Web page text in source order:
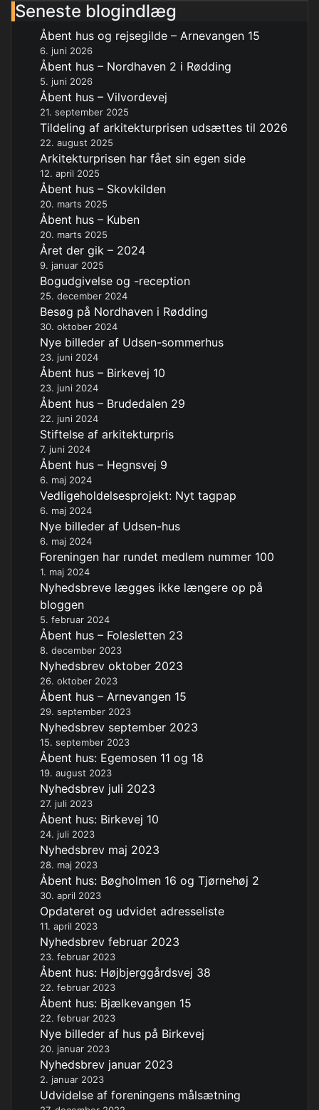
Seneste blogindlæg
Åbent hus og rejsegilde – Arnevangen 15
6. juni 2026
Åbent hus – Nordhaven 2 i Rødding
5. juni 2026
Åbent hus – Vilvordevej
21. september 2025
Tildeling af arkitekturprisen udsættes til 2026
22. august 2025
Arkitekturprisen har fået sin egen side
12. april 2025
Åbent hus – Skovkilden
20. marts 2025
Åbent hus – Kuben
20. marts 2025
Året der gik – 2024
9. januar 2025
Bogudgivelse og -reception
25. december 2024
Besøg på Nordhaven i Rødding
30. oktober 2024
Nye billeder af Udsen-sommerhus
23. juni 2024
Åbent hus – Birkevej 10
23. juni 2024
Åbent hus – Brudedalen 29
22. juni 2024
Stiftelse af arkitekturpris
7. juni 2024
Åbent hus – Hegnsvej 9
6. maj 2024
Vedligeholdelsesprojekt: Nyt tagpap
6. maj 2024
Nye billeder af Udsen-hus
6. maj 2024
Foreningen har rundet medlem nummer 100
1. maj 2024
Nyhedsbreve lægges ikke længere op på
bloggen
5. februar 2024
Åbent hus – Folesletten 23
8. december 2023
Nyhedsbrev oktober 2023
26. oktober 2023
Åbent hus – Arnevangen 15
29. september 2023
Nyhedsbrev september 2023
15. september 2023
Åbent hus: Egemosen 11 og 18
19. august 2023
Nyhedsbrev juli 2023
27. juli 2023
Åbent hus: Birkevej 10
24. juli 2023
Nyhedsbrev maj 2023
28. maj 2023
Åbent hus: Bøgholmen 16 og Tjørnehøj 2
30. april 2023
Opdateret og udvidet adresseliste
11. april 2023
Nyhedsbrev februar 2023
23. februar 2023
Åbent hus: Højbjerggårdsvej 38
22. februar 2023
Åbent hus: Bjælkevangen 15
22. februar 2023
Nye billeder af hus på Birkevej
20. januar 2023
Nyhedsbrev januar 2023
2. januar 2023
Udvidelse af foreningens målsætning